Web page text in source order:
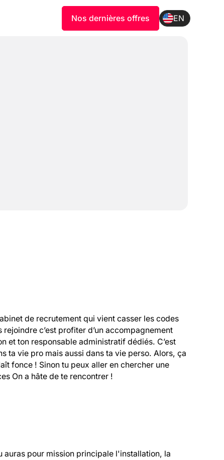
Nos dernières offres EN
de recrutement qui vient casser les codes
c’est profiter d’un accompagnement
et ton responsable administratif dédiés. C’est
ta vie pro mais aussi dans ta vie perso. Alors, ça
fonce ! Sinon tu peux aller en chercher une
On a hâte de te rencontrer !
auras pour mission principale l'installation, la